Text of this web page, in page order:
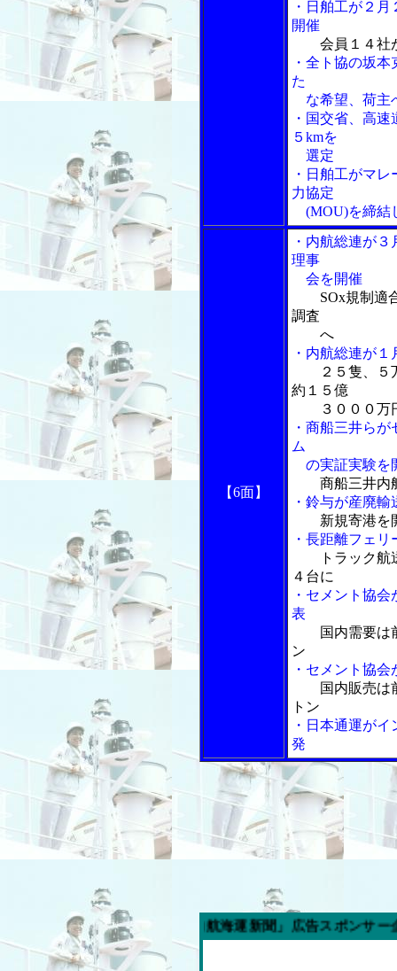
・日舶工が２
開催
会員１４社
・全ト協の坂
た
な希望、荷主
・国交省、高
５kmを
選定
・日舶工がマ
力協定
(MOU)を締結
【6面】
・内航総連が
理事
会を開催
SOx規制適
調査
へ
・内航総連が
２５隻、
約１５億
３０００万
・商船三井ら
ム
の実証実験を
商船三井内
・鈴与が産廃
新規寄港を
・長距離フェ
トラック
４台に
・セメント協
表
国内需要は
ン
・セメント協
国内販売は
トン
・日本通運が
発
今週の「内航海運新聞」広告スポンサー企業